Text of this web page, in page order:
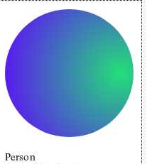
Person